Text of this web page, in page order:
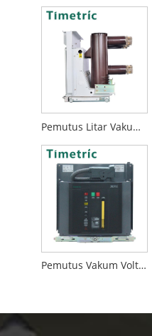
Pemutus Litar Vakum Dipasang Depan
Pemutus Vakum Voltan Tinggi